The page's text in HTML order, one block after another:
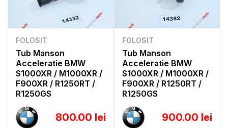
FOLOSIT
Tub Manson
Acceleratie BMW
S1000XR / M1000XR /
F900XR / R1250RT /
R1250GS
800.00 lei
FOLOSIT
Tub Manson
Acceleratie BMW
S1000XR / M1000XR /
F900XR / R1250RT /
R1250GS
900.00 lei